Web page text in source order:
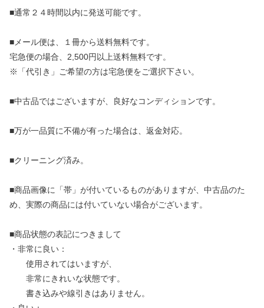
■通常２４時間以内に発送可能です。
■メール便は、１冊から送料無料です。
宅急便の場合、2,500円以上送料無料です。
※「代引き」ご希望の方は宅急便をご選択下さい。
■中古品ではございますが、良好なコンディションです。
■万が一品質に不備が有った場合は、返金対応。
■クリーニング済み。
■商品画像に「帯」が付いているものがありますが、中古品のた
め、実際の商品には付いていない場合がございます。
■商品状態の表記につきまして
・非常に良い：
使用されてはいますが、
非常にきれいな状態です。
書き込みや線引きはありません。